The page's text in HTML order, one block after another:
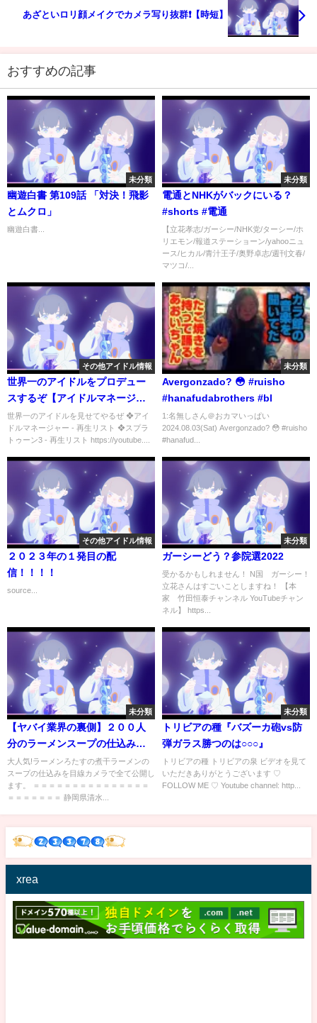
あざといロリ顔メイクでカメラ写り抜群❗️【時短】
おすすめの記事
未分類
幽遊白書 第109話 「対決！飛影
とムクロ」
幽遊白書...
未分類
電通とNHKがバックにいる？
#shorts #電通
【立花孝志/ガーシー/NHK党/ターシー/ホ
リエモン/報道ステーショーン/yahooニュ
ース/ヒカル/青汁王子/奥野卓志/週刊文春/
マツコ/...
その他アイドル情報
世界一のアイドルをプロデュー
スするぞ【アイドルマネージャ
ー】
世界一のアイドルを見せてやるぜ ❖アイ
ドルマネージャー - 再生リスト ❖スプラ
トゥーン3 - 再生リスト https://youtube....
未分類
Avergonzado? 😳 #ruisho
#hanafudabrothers #bl
1:名無しさん＠おカマいっぱい
2024.08.03(Sat) Avergonzado? 😳 #ruisho
#hanafud...
その他アイドル情報
２０２３年の１発目の配
信！！！！
source...
未分類
ガーシーどう？参院選2022
受かるかもしれません！ N国 ガーシー！
立花さんはすごいことしますね！ 【本
家 竹田恒泰チャンネル YouTubeチャン
ネル】 https...
未分類
【ヤバイ業界の裏側】２００人
分のラーメンスープの仕込みを
GoProで撮影した動画【初公
開】Japanese Street Food
大人気!ラーメンろたすの煮干ラーメンの
スープの仕込みを目線カメラで全て公開し
ます。 ＝＝＝＝＝＝＝＝＝＝＝＝＝＝＝
＝＝＝＝＝＝＝ 静岡県清水...
未分類
トリビアの種『バズーカ砲vs防
弾ガラス勝つのは○○○』
トリビアの種 トリビアの泉 ビデオを見て
いただきありがとうございます ♡
FOLLOW ME ♡ Youtube channel: http...
xrea